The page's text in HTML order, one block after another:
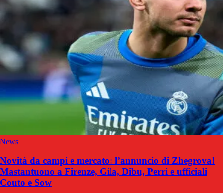
News
Novità da campi e mercato: l’annuncio di Zhegrova!
Mastantuono a Firenze, Gila, Dibu, Perri e ufficiali
Couto e Sow